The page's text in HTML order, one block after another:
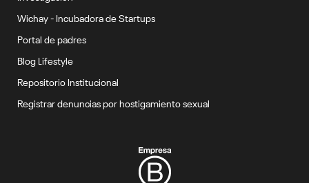
Wichay - Incubadora de Startups
Portal de padres
Blog Lifestyle
Repositorio Institucional
Registrar denuncias por hostigamiento sexual